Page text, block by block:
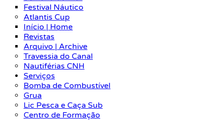
Festival Náutico
Atlantis Cup
Início | Home
Revistas
Arquivo | Archive
Travessia do Canal
Nautiférias CNH
Serviços
Bomba de Combustível
Grua
Lic Pesca e Caça Sub
Centro de Formação